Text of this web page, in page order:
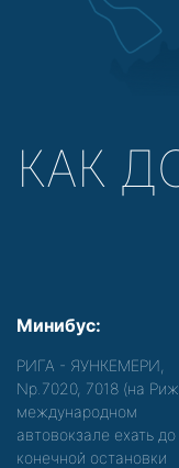
КАК
Минибус:
РИГА - ЯУНКЕМЕРИ,
Nр.7020, 7018 (на
международном
автовокзале ехать до
конечной остановки